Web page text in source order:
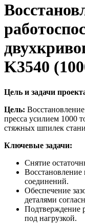
K3540
Цель и задачи
Цель:
пресса усилием 1000
стяжных шпилек
Ключевые задачи:
Снятие
Восстановление
соединений.
Обеспечение
деталями
Подтверждение
под нагрузкой.